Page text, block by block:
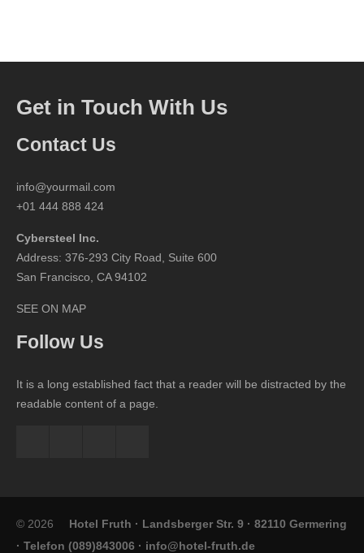
Get in Touch With Us
Contact Us
info@yourmail.com
+01 444 888 424
Cybersteel Inc.
Address: 376-293 City Road, Suite 600
San Francisco, CA 94102
SEE ON MAP
Follow Us
It is a long established fact that a reader will be distracted by the
readable content of a page.
© 2026
Hotel Fruth · Landsberger Str. 9 · 82110 Germering
· Telefon (089)843006 · info@hotel-fruth.de